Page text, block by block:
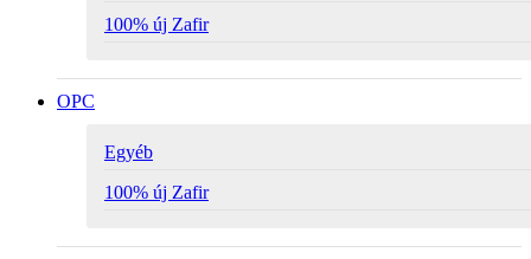
100% új Zafir
OPC
Egyéb
100% új Zafir